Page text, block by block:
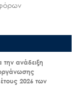
ανάδειξη
2026 των